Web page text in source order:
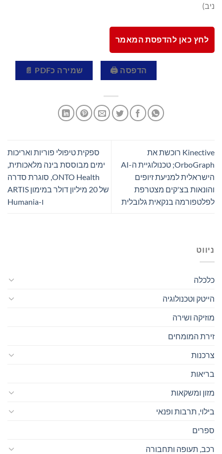
ניב)
לחץ כאן להדפסת המאמר
הדפסה 🖨 שמירה כPDF 📄
Kinective רוכשת את
OrboGraph; טכנולוגיית ה-AI
הישראלית למניעת זיופים
והונאות בצ'קים מצטרפת
לפלטפורמה בנקאית גלובלית
ספקית טיפולי פוריות ואריכות
ימים מבוססת בינה מלאכותית,
ONTO Health, סוגרת סדרה
של 20 מיליון דולר במימון ARTIS
ו-Humania
ניווט
כלכלה
הייטק וטכנולוגיה
מוזיקה ושירה
זירת המומחים
צרכנות
בריאות
מזון ומשקאות
בילוי, תרבות ופנאי
ספרים
רכב, תעופה ותחבורה